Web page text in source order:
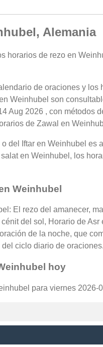
Alemania
horarios de rezo en
de oraciones y
Weinhubel son
Aug 2026 , con métodos
de Zawal en
del Iftar en Weinhubel
en Weinhubel, los
Weinhubel
El rezo del amanecer,
del sol, Horario de
de la noche, que
ciclo diario de
hoy
para viernes 2026-